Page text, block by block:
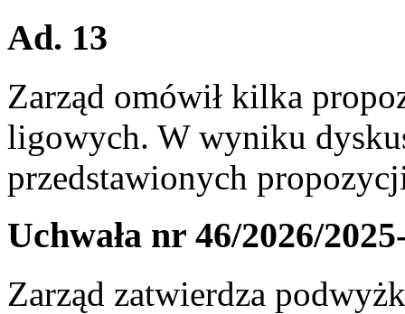
Ad. 13
Zarząd omówił kilka
ligowych. W wyniku
przedstawionych
Uchwała nr 46/2026/
Zarząd zatwierdza